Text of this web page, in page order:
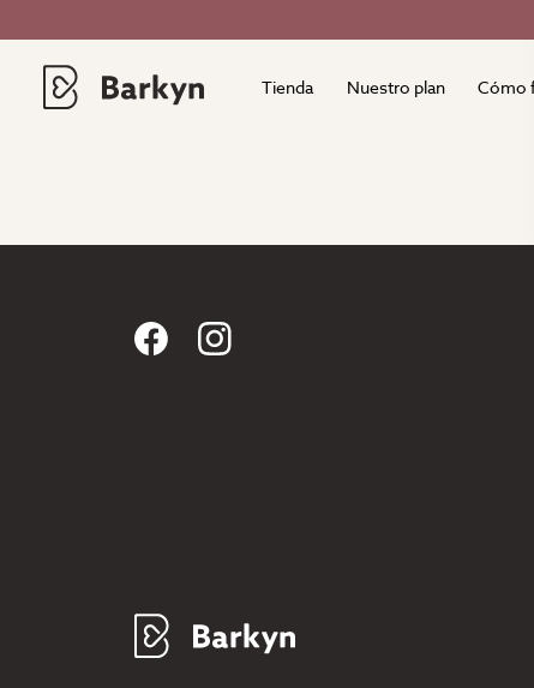
Tienda Nuestro plan Cómo